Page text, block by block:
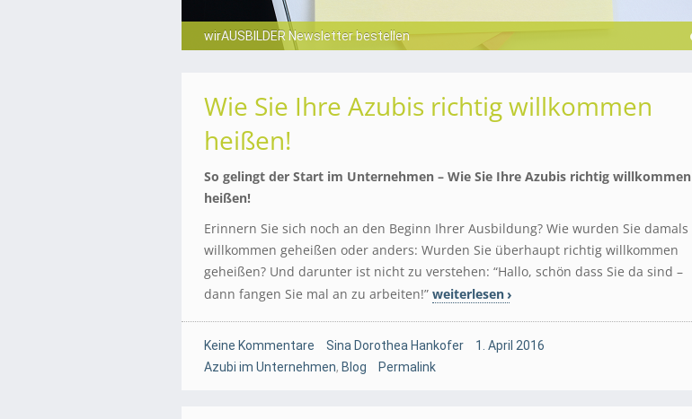
wirAUSBILDER Newsletter bestellen
Fragen und Antworten zu aktuellen Ausbildungsthemen
Wie Sie Ihre Azubis richtig willkommen
heißen!
So gelingt der Start im Unternehmen – Wie Sie Ihre Azubis richtig willkommen
heißen!
Erinnern Sie sich noch an den Beginn Ihrer Ausbildung? Wie wurden Sie damals
willkommen geheißen oder anders: Wurden Sie überhaupt richtig willkommen
geheißen? Und darunter ist nicht zu verstehen: “Hallo, schön dass Sie da sind –
dann fangen Sie mal an zu arbeiten!” weiterlesen
Keine Kommentare Sina Dorothea Hankofer
1. April 2016
Azubi im Unternehmen, Blog Permalink